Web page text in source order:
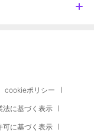
cookieポリシー
法に基づく表示
可に基づく表示